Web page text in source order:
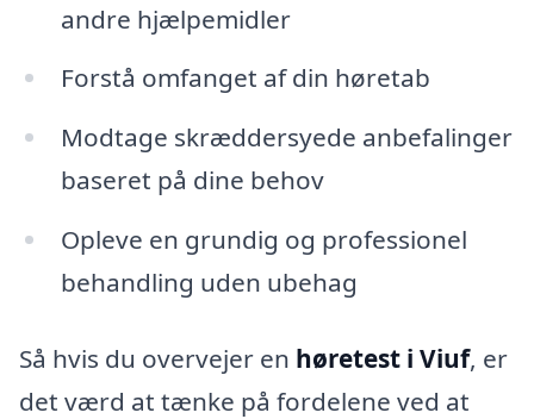
andre hjælpemidler
Forstå omfanget af din høretab
Modtage skræddersyede anbefalinger
baseret på dine behov
Opleve en grundig og professionel
behandling uden ubehag
Så hvis du overvejer en høretest i Viuf, er
det værd at tænke på fordelene ved at